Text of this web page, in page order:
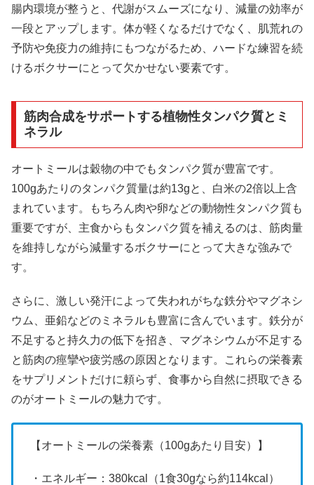
腸内環境が整うと、代謝がスムーズになり、減量の効率が
一段とアップします。体が軽くなるだけでなく、肌荒れの
予防や免疫力の維持にもつながるため、ハードな練習を続
けるボクサーにとって欠かせない要素です。
筋肉合成をサポートする植物性タンパク質とミ
ネラル
オートミールは穀物の中でもタンパク質が豊富です。
100gあたりのタンパク質量は約13gと、白米の2倍以上含
まれています。もちろん肉や卵などの動物性タンパク質も
重要ですが、主食からもタンパク質を補えるのは、筋肉量
を維持しながら減量するボクサーにとって大きな強みで
す。
さらに、激しい発汗によって失われがちな鉄分やマグネシ
ウム、亜鉛などのミネラルも豊富に含んでいます。鉄分が
不足すると持久力の低下を招き、マグネシウムが不足する
と筋肉の痙攣や疲労感の原因となります。これらの栄養素
をサプリメントだけに頼らず、食事から自然に摂取できる
のがオートミールの魅力です。
【オートミールの栄養素（100gあたり目安）】
・エネルギー：380kcal（1食30gなら約114kcal）